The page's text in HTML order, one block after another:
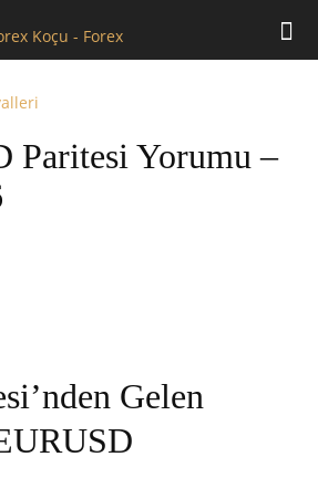
Paritesi Yorumu –
Gelen